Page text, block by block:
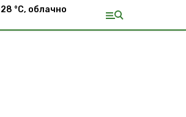
28 °С, облачно